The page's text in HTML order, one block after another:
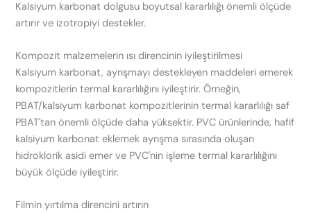
Kalsiyum karbonat dolgusu boyutsal kararlılığı önemli ölçüde
artırır ve izotropiyi destekler.
Kompozit malzemelerin ısı direncinin iyileştirilmesi
Kalsiyum karbonat, ayrışmayı destekleyen maddeleri emerek
kompozitlerin termal kararlılığını iyileştirir. Örneğin,
PBAT/kalsiyum karbonat kompozitlerinin termal kararlılığı saf
PBAT'tan önemli ölçüde daha yüksektir. PVC ürünlerinde, hafif
kalsiyum karbonat eklemek ayrışma sırasında oluşan
hidroklorik asidi emer ve PVC'nin işleme termal kararlılığını
büyük ölçüde iyileştirir.
Filmin yırtılma direncini artırın